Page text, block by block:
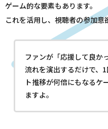
ゲーム的な要素もあります。
これを活用し、視聴者の参加意
ファンが「応援して良か
流れを演出するだけで、1
ト推移が何倍にもなるケ
ますよ。